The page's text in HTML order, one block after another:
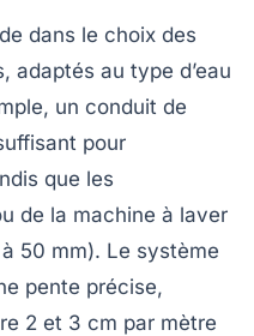
dans le choix des
adaptés au type d’eau
un conduit de
pour
que les
de la machine à laver
50 mm). Le système
pente précise,
2 et 3 cm par mètre